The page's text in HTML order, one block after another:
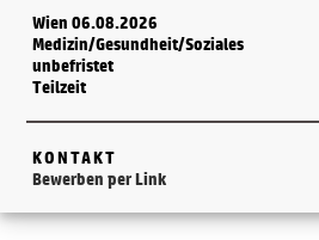
Wien 06.08.2026
Medizin/Gesundheit/Soziales
unbefristet
Teilzeit
KONTAKT
Bewerben per Link